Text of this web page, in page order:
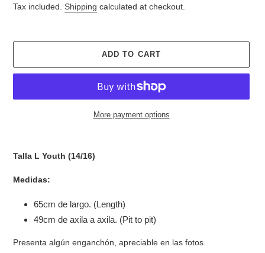
price
Tax included. Shipping calculated at checkout.
ADD TO CART
More payment options
your
Talla L Youth (14/16)
Medidas:
65cm de largo. (Length)
49cm de axila a axila. (Pit to pit)
Presenta algún enganchón, apreciable en las fotos.